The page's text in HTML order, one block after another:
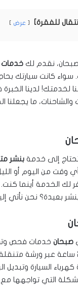
للفقرة] عرض
نقدم لك خدمات
سواء كانت سيارتك
لخدمتك! لدينا
ما يجعلنا
إلى خدمة بنشر
وقت من اليوم أو
لك الخدمة أينما
بعيدة؟ نحن نأتي
صبحان خدمات فحص
السيارات على مدار 24 ساعة عبر
كهرباء السيارة وتبديل
التي تواجهها مع